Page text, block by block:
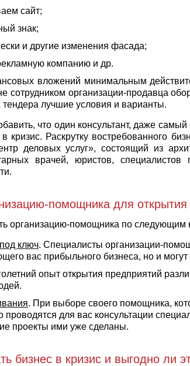
сайт;
знак;
и другие изменения фасада;
компанию и др.
вложений минимальным
сотрудником организации-продавца
лучшие условия и варианты.
что один консультант, даже
кризис. Раскрутку востребованного
деловых услуг», состоящий из
врачей, юристов,
помощника для открытия
организацию-помощника по следующим
ключ. Специалисты организации-
вас прибыльного бизнеса, но и
опыт открытия предприятий
. При выборе своего помощника,
проводятся для вас консультации
проекты ими уже сделаны.
бизнес в кризис и выгодно ли